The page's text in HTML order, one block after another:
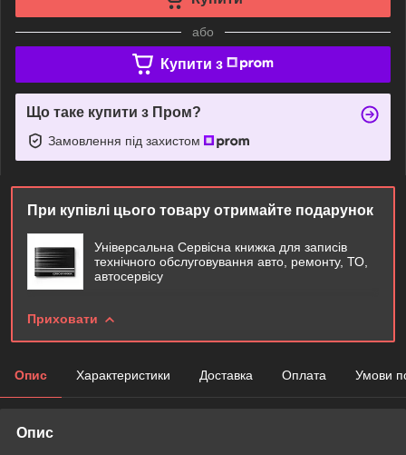
або
Купити з
Що таке купити з Пром?
Замовлення під захистом
При купівлі цього товару отримайте подарунок
Універсальна Сервісна книжка для записів
технічного обслуговування авто, ремонту, ТО,
автосервісу
Приховати
Опис Характеристики Доставка Оплата Умови
Опис